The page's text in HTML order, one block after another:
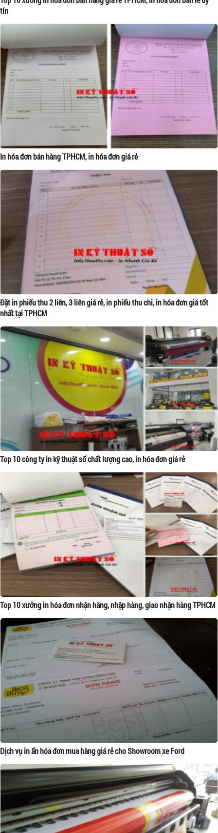
tín
In hóa đơn bán hàng TPHCM, in hóa đơn giá rẻ
Đặt in phiếu thu 2 liên, 3 liên giá rẻ, in phiếu thu chi, in hóa đơn giá tốt
nhất tại TPHCM
Top 10 công ty in kỹ thuật số chất lượng cao, in hóa đơn giá rẻ
Top 10 xưởng in hóa đơn nhận hàng, nhập hàng, giao nhận hàng TPHCM
Dịch vụ in ấn hóa đơn mua hàng giá rẻ cho Showroom xe Ford